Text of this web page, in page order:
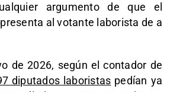
argumento de que el
al votante laborista de a
de 2026, según el contador de
diputados laboristas pedían ya